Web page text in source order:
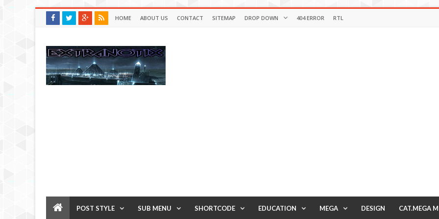
HOME ABOUT US CONTACT SITEMAP DROP DOWN 404 ERROR RTL
POST STYLE SUB MENU SHORTCODE EDUCATION MEGA DESIGN CAT.MEGA